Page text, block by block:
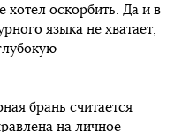
хотел оскорбить. Да и в
языка не хватает,
брань считается
на личное